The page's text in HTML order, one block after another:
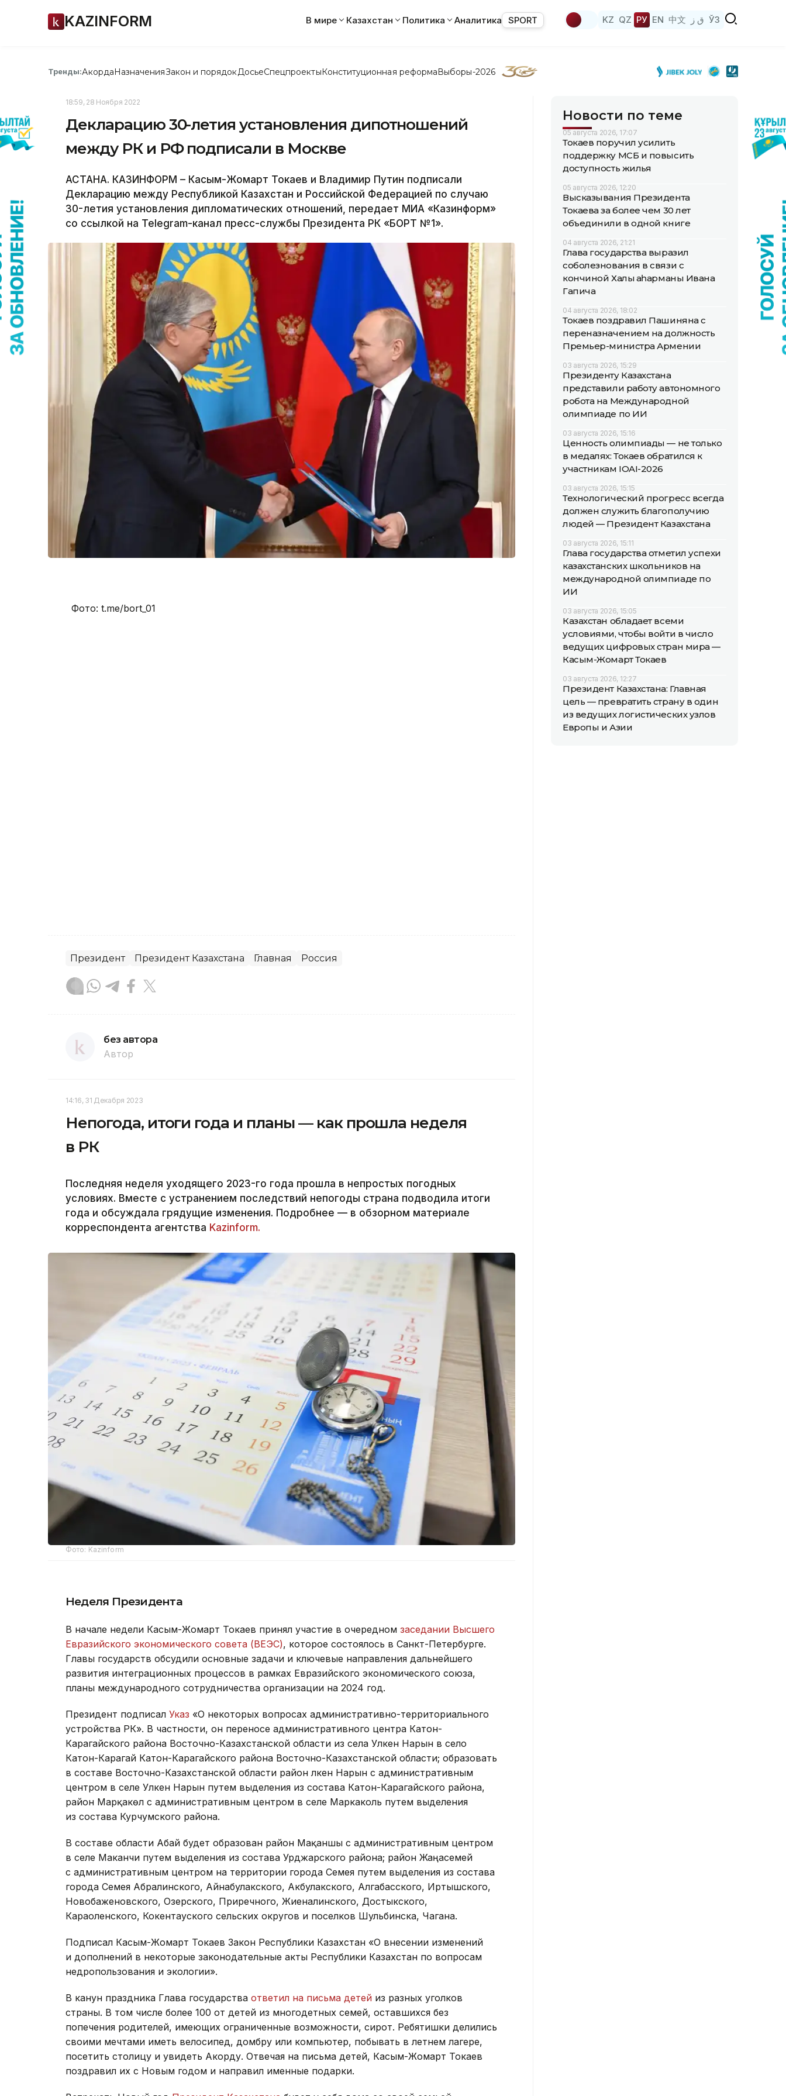
KAZINFORM В мире Казахстан Политика Аналитика SPORT KZ QZ РУ EN 中文 ق ز ЎЗ
Тренды:АкордаНазначенияЗакон и порядок ДосьеСпецпроектыКонституционная реформаВыборы-2026
18:59, 28 Ноября 2022
Декларацию 30-летия установления дипотношений
между РК и РФ подписали в Москве
АСТАНА. КАЗИНФОРМ – Касым-Жомарт Токаев и Владимир Путин подписали
Декларацию между Республикой Казахстан и Российской Федерацией по случаю
30-летия установления дипломатических отношений, передает МИА «Казинформ»
со ссылкой на Telegram-канал пресс-службы Президента РК «БОРТ №1».
Фото: t.me/bort_01
Президент Президент Казахстана Главная Россия
без автора
Автор
14:16, 31 Декабря 2023
Непогода, итоги года и планы — как прошла неделя
в РК
Последняя неделя уходящего 2023-го года прошла в непростых погодных
условиях. Вместе с устранением последствий непогоды страна подводила итоги
года и обсуждала грядущие изменения. Подробнее — в обзорном материале
корреспондента агентства Kazinform.
Фото: Kazinform
Неделя Президента
В начале недели Касым-Жомарт Токаев принял участие в очередном заседании Высшего
Евразийского экономического совета (ВЕЭС), которое состоялось в Санкт-Петербурге.
Главы государств обсудили основные задачи и ключевые направления дальнейшего
развития интеграционных процессов в рамках Евразийского экономического союза,
планы международного сотрудничества организации на 2024 год.
Президент подписал Указ «О некоторых вопросах административно-территориального
устройства РК». В частности, он переносе административного центра Катон-
Карагайского района Восточно-Казахстанской области из села Улкен Нарын в село
Катон-Карагай Катон-Карагайского района Восточно-Казахстанской области; образовать
в составе Восточно-Казахстанской области район Үлкен Нарын с административным
центром в селе Улкен Нарын путем выделения из состава Катон-Карагайского района,
район Марқакөл с административным центром в селе Маркаколь путем выделения
из состава Курчумского района.
В составе области Абай будет образован район Мақаншы с административным центром
в селе Маканчи путем выделения из состава Урджарского района; район Жаңасемей
с административным центром на территории города Семея путем выделения из состава
города Семея Абралинского, Айнабулакского, Акбулакского, Алгабасского, Иртышского,
Новобаженовского, Озерского, Приречного, Жиеналинского, Достыкского,
Караоленского, Кокентауского сельских округов и поселков Шульбинска, Чагана.
Подписал Касым-Жомарт Токаев Закон Республики Казахстан «О внесении изменений
и дополнений в некоторые законодательные акты Республики Казахстан по вопросам
недропользования и экологии».
В канун праздника Глава государства ответил на письма детей из разных уголков
страны. В том числе более 100 от детей из многодетных семей, оставшихся без
попечения родителей, имеющих ограниченные возможности, сирот. Ребятишки делились
своими мечтами иметь велосипед, домбру или компьютер, побывать в летнем лагере,
посетить столицу и увидеть Акорду. Отвечая на письма детей, Касым-Жомарт Токаев
поздравил их с Новым годом и направил именные подарки.
Новости по теме
05 августа 2026, 17:07
Токаев поручил усилить
поддержку МСБ и повысить
доступность жилья
05 августа 2026, 12:20
Высказывания Президента
Токаева за более чем 30 лет
объединили в одной книге
04 августа 2026, 21:21
Глава государства выразил
соболезнования в связи с
кончиной Халық қаһарманы Ивана
Гапича
04 августа 2026, 18:02
Токаев поздравил Пашиняна с
переназначением на должность
Премьер-министра Армении
03 августа 2026, 15:29
Президенту Казахстана
представили работу автономного
робота на Международной
олимпиаде по ИИ
03 августа 2026, 15:16
Ценность олимпиады — не только
в медалях: Токаев обратился к
участникам IOAI-2026
03 августа 2026, 15:15
Технологический прогресс всегда
должен служить благополучию
людей — Президент Казахстана
03 августа 2026, 15:11
Глава государства отметил успехи
казахстанских школьников на
международной олимпиаде по
ИИ
03 августа 2026, 15:05
Казахстан обладает всеми
условиями, чтобы войти в число
ведущих цифровых стран мира —
Касым-Жомарт Токаев
03 августа 2026, 12:27
Президент Казахстана: Главная
цель — превратить страну в один
из ведущих логистических узлов
Европы и Азии